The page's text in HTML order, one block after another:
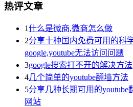
热评文章
1什么是微商,微商怎么做
2分享十种国内免费可用的科
google,youtube无法访问问题
3google搜索打不开的解决方法
4几个简单的youtube翻墙方法
5分享几种长期可用的
网站